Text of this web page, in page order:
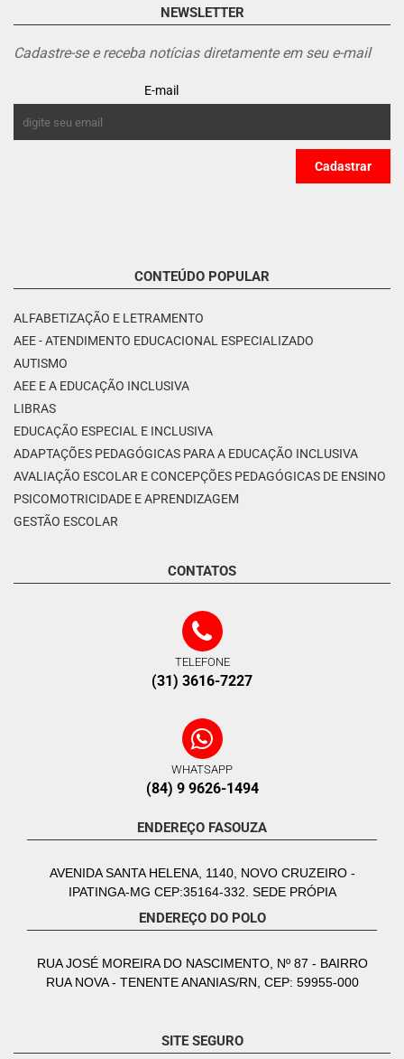
NEWSLETTER
Cadastre-se e receba notícias diretamente em seu e-mail
E-mail
CONTEÚDO POPULAR
ALFABETIZAÇÃO E LETRAMENTO
AEE - ATENDIMENTO EDUCACIONAL ESPECIALIZADO
AUTISMO
AEE E A EDUCAÇÃO INCLUSIVA
LIBRAS
EDUCAÇÃO ESPECIAL E INCLUSIVA
ADAPTAÇÕES PEDAGÓGICAS PARA A EDUCAÇÃO INCLUSIVA
AVALIAÇÃO ESCOLAR E CONCEPÇÕES PEDAGÓGICAS DE ENSINO
PSICOMOTRICIDADE E APRENDIZAGEM
GESTÃO ESCOLAR
CONTATOS
TELEFONE
(31) 3616-7227
WHATSAPP
(84) 9 9626-1494
ENDEREÇO FASOUZA
AVENIDA SANTA HELENA, 1140, NOVO CRUZEIRO -
IPATINGA-MG CEP:35164-332. SEDE PRÓPIA
ENDEREÇO DO POLO
RUA JOSÉ MOREIRA DO NASCIMENTO, Nº 87 - BAIRRO
RUA NOVA - TENENTE ANANIAS/RN, CEP: 59955-000
SITE SEGURO